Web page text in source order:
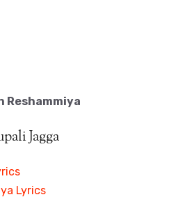
Reshammiya
Jagga
Lyrics